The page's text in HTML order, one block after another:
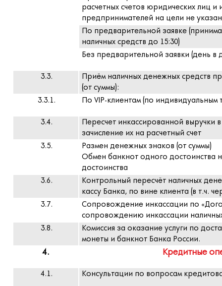
расчетных счетов юридических лиц и
предпринимателей на цели не
По предварительной заявке
наличных средств до 15:30)
Без предварительной заявки (день в
3.3.
Приём наличных денежных средств
(от суммы):
3.3.1.
По VIP-клиентам (по индивидуальным
3.4.
Пересчет инкассированной выручки
зачисление их на расчетный счет
3.5.
Размен денежных знаков (от суммы)
Обмен банкнот одного достоинства
достоинства
3.6.
Контрольный пересчёт наличных
кассу Банка, по вине клиента (в т.ч.
3.7.
Сопровождение инкассации по
сопровождению инкассации
3.8.
Комиссия за оказание услуги по
монеты и банкнот Банка России.
4. Кредитные
4.1. Консультации по вопросам